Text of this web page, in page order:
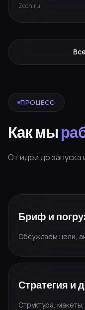
Zoon.ru
ПРОЦЕСС
Как мы
От идеи до
Бриф и
Обсуждаем цели,
Стратегия и
Структура,